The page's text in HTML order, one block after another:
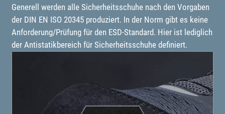
Generell werden alle Sicherheitsschuhe nach den Vorgaben
der DIN EN ISO 20345 produziert. In der Norm gibt es keine
Anforderung/Prüfung für den ESD-Standard. Hier ist lediglich
der Antistatikbereich für Sicherheitsschuhe definiert.